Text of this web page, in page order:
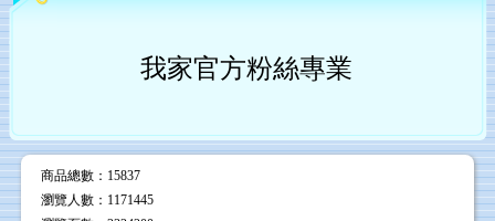
我家官方粉絲專業
商品總數 ：15837
瀏覽人數 ： 1171445